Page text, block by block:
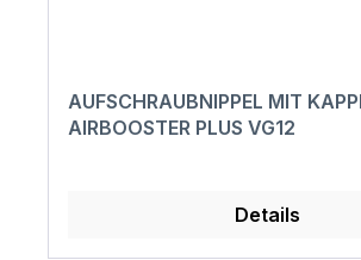
AUFSCHRAUBNIPPEL MIT
AIRBOOSTER PLUS VG12
Details